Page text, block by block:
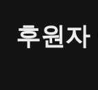
후원자